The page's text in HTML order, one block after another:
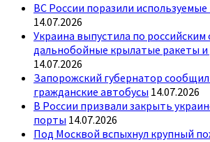
ВС России поразили
14.07.2026
Украина выпустила по российским
дальнобойные крылатые ракеты
14.07.2026
Запорожский губернатор
гражданские автобусы 14.07.2026
В России призвали закрыть
порты 14.07.2026
Под Москвой вспыхнул крупный